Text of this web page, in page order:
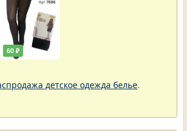
60 ₽
детское одежда белье.